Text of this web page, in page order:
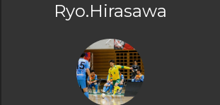
Ryo.Hirasawa